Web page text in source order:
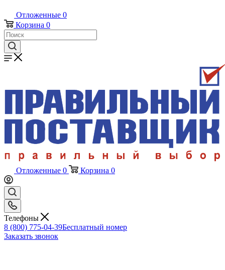
Отложенные 0
Корзина 0
Отложенные 0 Корзина 0
Телефоны
8 (800) 775-04-39Бесплатный номер
Заказать звонок